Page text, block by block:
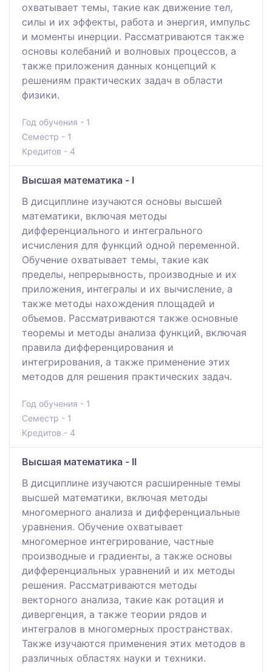
охватывает темы, такие как движение тел,
силы и их эффекты, работа и энергия, импульс
и моменты инерции. Рассматриваются также
основы колебаний и волновых процессов, а
также приложения данных концепций к
решениям практических задач в области
физики.
Год обучения - 1
Семестр - 1
Кредитов - 4
Высшая математика - I
В дисциплине изучаются основы высшей
математики, включая методы
дифференциального и интегрального
исчисления для функций одной переменной.
Обучение охватывает темы, такие как
пределы, непрерывность, производные и их
приложения, интегралы и их вычисление, а
также методы нахождения площадей и
объемов. Рассматриваются также основные
теоремы и методы анализа функций, включая
правила дифференцирования и
интегрирования, а также применение этих
методов для решения практических задач.
Год обучения - 1
Семестр - 1
Кредитов - 4
Высшая математика - II
В дисциплине изучаются расширенные темы
высшей математики, включая методы
многомерного анализа и дифференциальные
уравнения. Обучение охватывает
многомерное интегрирование, частные
производные и градиенты, а также основы
дифференциальных уравнений и их методы
решения. Рассматриваются методы
векторного анализа, такие как ротация и
дивергенция, а также теории рядов и
интегралов в многомерных пространствах.
Также изучаются применения этих методов в
различных областях науки и техники.